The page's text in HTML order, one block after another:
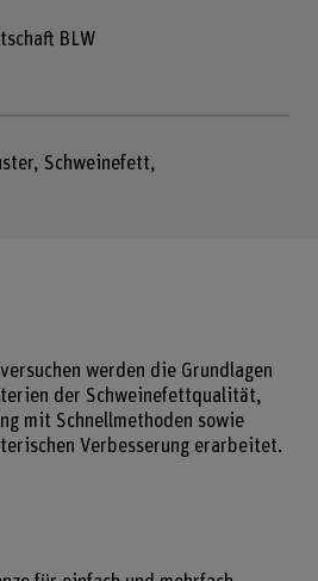
BLW
Schweinefett,
werden die Grundlagen
der Schweinefettqualität,
mit Schnellmethoden sowie
Verbesserung erarbeitet.